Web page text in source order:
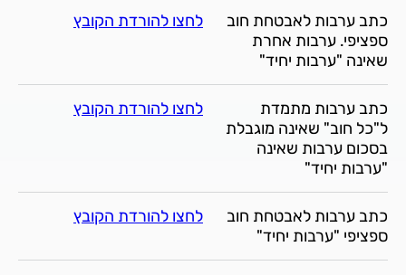
כתב ערבות לאבטחת חוב
ספציפי. ערבות אחרת
שאינה "ערבות יחיד"
לחצו להורדת הקובץ
כתב ערבות מתמדת
ל"כל חוב" שאינה מוגבלת
בסכום ערבות שאינה
"ערבות יחיד"
לחצו להורדת הקובץ
כתב ערבות לאבטחת חוב
ספציפי "ערבות יחיד"
לחצו להורדת הקובץ